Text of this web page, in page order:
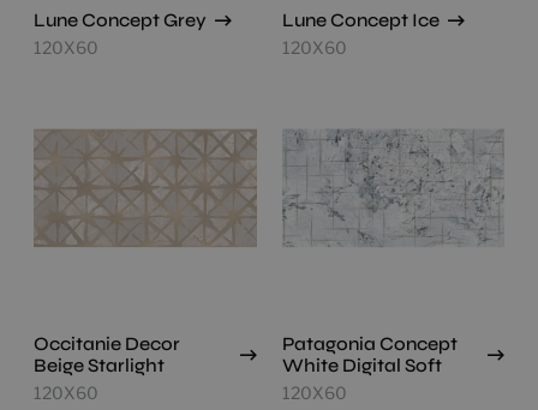
Lune Concept Grey
120X60
Lune Concept Ice
120X60
Occitanie Decor
Beige Starlight
120X60
Patagonia Concept
White Digital Soft
120X60